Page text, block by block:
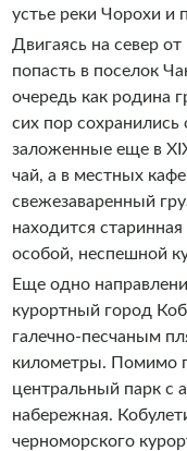
устье реки Чорохи и
Двигаясь на север
попасть в поселок
очередь как родина
сих пор
заложенные еще в
чай, а в местных
свежезаваренный
находится
особой, неспешной
Еще одно
курортный город
галечно-песчаным
километры. Помимо
центральный парк с
набережная.
черноморского